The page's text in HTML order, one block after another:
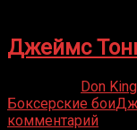
Джеймс
Don King
Боксерские бои
комментарий